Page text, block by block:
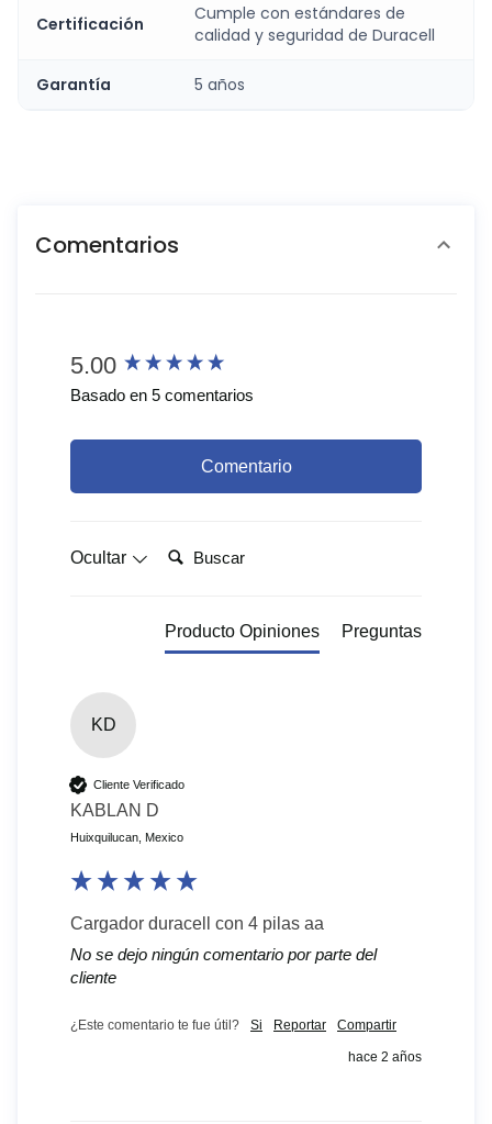
Certificación
Cumple con estándares de
calidad y seguridad de Duracell
Garantía 5 años
Comentarios
5.00
Basado en 5 comentarios
Comentario
Ocultar Buscar:
Producto Opiniones Preguntas
KD
Cliente Verificado
KABLAN D
Huixquilucan, Mexico
Cargador duracell con 4 pilas aa
No se dejo ningún comentario por parte del
cliente
¿Este comentario te fue útil? Si Reportar Compartir
hace 2 años
New content loaded